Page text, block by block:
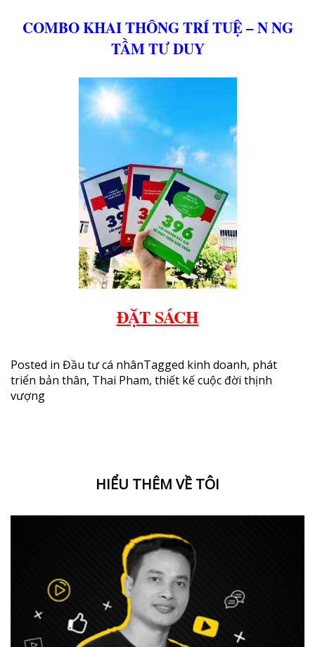
COMBO KHAI THÔNG TRÍ TUỆ – N NG
TẦM TƯ DUY
ĐẶT SÁCH
Posted in Đầu tư cá nhânTagged kinh doanh, phát
triển bản thân, Thai Pham, thiết kế cuộc đời thịnh
vượng
HIỂU THÊM VỀ TÔI